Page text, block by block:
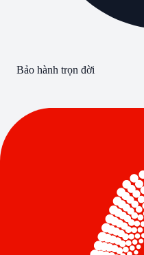
Bảo hành trọn đời